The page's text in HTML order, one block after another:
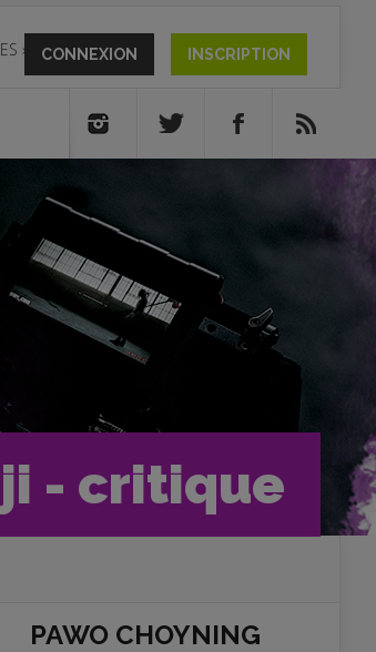
» CONNEXION INSCRIPTION
- critique
PAWO CHOYNING